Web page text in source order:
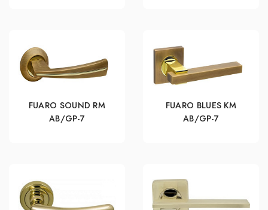
FUARO SOUND RM
AB/GP-7
FUARO BLUES KM
AB/GP-7